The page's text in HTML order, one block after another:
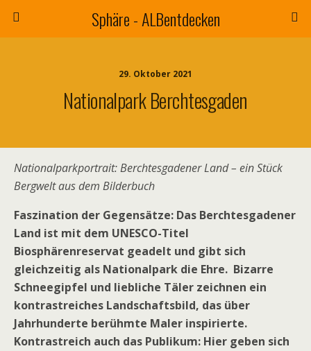
Sphäre - ALBentdecken
29. Oktober 2021
Nationalpark Berchtesgaden
Nationalparkportrait: Berchtesgadener Land – ein Stück
Bergwelt aus dem Bilderbuch
Faszination der Gegensätze: Das Berchtesgadener
Land ist mit dem UNESCO-Titel
Biosphärenreservat geadelt und gibt sich
gleichzeitig als Nationalpark die Ehre. Bizarre
Schneegipfel und liebliche Täler zeichnen ein
kontrastreiches Landschaftsbild, das über
Jahrhunderte berühmte Maler inspirierte.
Kontrastreich auch das Publikum: Hier geben sich